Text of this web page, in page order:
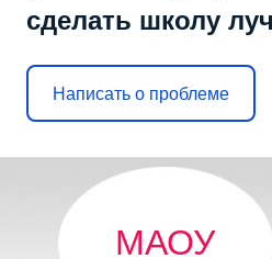
сделать школу
Написать о проблеме
МАОУ